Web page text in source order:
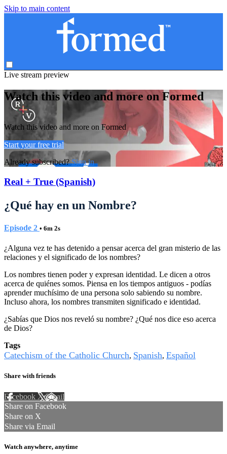
Skip to main content
Live stream preview
Watch this video and more on Formed
Watch this video and more on Formed
Start your free trial
Already subscribed?Sign in
Real + True (Spanish)
¿Qué hay en un Nombre?
Episode 2 • 6m 2s
¿Alguna vez te has detenido a pensar acerca del gran misterio de las
relaciones y el significado de los nombres?
Los nombres tienen poder y expresan identidad. Le dicen a otros
acerca de quiénes somos. Piensa en los tiempos antiguos - podías
aprender muchísimo de una persona solo sabiendo su nombre.
Incluso ahora, los nombres transmiten significado e identidad.
¿Sabías que Dios nos reveló su nombre? ¿Qué nos dice eso acerca
de Dios?
Tags
Catechism of the Catholic Church, Spanish, Español
Share with friends
Facebook XEmail
Share on Facebook
Share on X
Share via Email
Watch anywhere, anytime